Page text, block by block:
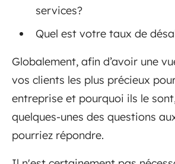
services?
Quel est votre taux de
Globalement, afin d’avoir une
vos clients les plus précieux
entreprise et pourquoi ils le
quelques-unes des questions
pourriez répondre.